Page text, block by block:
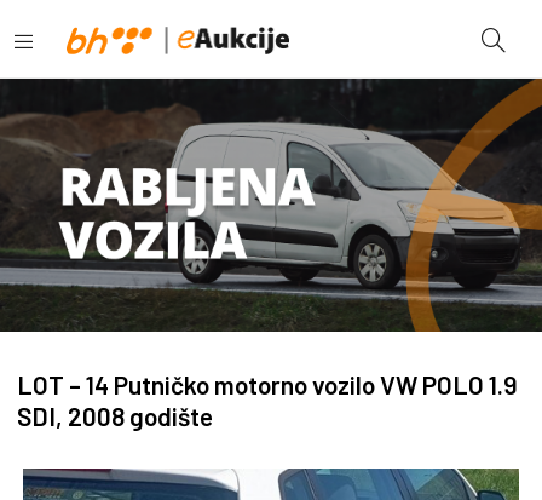
LOT – 14 Putničko motorno vozilo VW POLO 1.9
SDI, 2008 godište